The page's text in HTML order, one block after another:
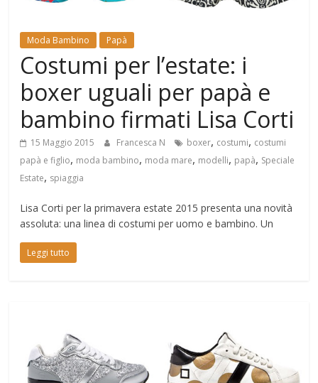
Mondo
Moda Bambino Papà
Costumi per l’estate: i
boxer uguali per papà e
bambino firmati Lisa Corti
15 Maggio 2015 Francesca N boxer, costumi, costumi
papà e figlio, moda bambino, moda mare, modelli, papà, Speciale
Estate, spiaggia
Lisa Corti per la primavera estate 2015 presenta una novità
assoluta: una linea di costumi per uomo e bambino. Un
Leggi tutto